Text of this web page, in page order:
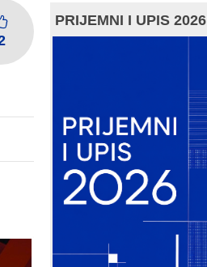
PRIJEMNI I UPIS 2026